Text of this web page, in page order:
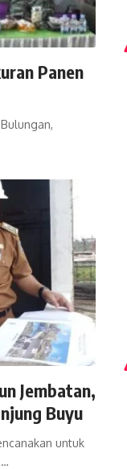
Panen
Jembatan,
Buyu
untuk